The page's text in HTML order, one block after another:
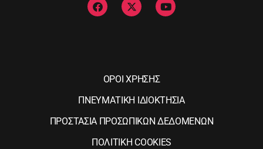
ΟΡΟΙ ΧΡΗΣΗΣ
ΠΝΕΥΜΑΤΙΚΗ ΙΔΙΟΚΤΗΣΙΑ
ΠΡΟΣΤΑΣΙΑ ΠΡΟΣΩΠΙΚΩΝ ΔΕΔΟΜΕΝΩΝ
ΠΟΛΙΤΙΚΗ COOKIES